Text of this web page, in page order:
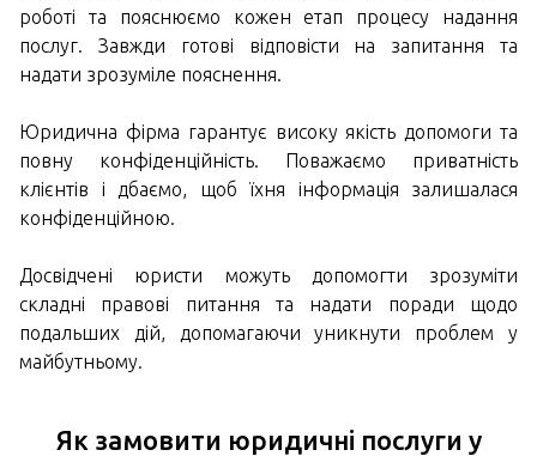
роботі та пояснюємо кожен етап процесу надання
послуг. Завжди готові відповісти на запитання та
надати зрозуміле пояснення.
Юридична фірма гарантує високу якість допомоги та
повну конфіденційність. Поважаємо приватність
клієнтів і дбаємо, щоб їхня інформація залишалася
конфіденційною.
Досвідчені юристи можуть допомогти зрозуміти
складні правові питання та надати поради щодо
подальших дій, допомагаючи уникнути проблем у
майбутньому.
Як замовити юридичні послуги у